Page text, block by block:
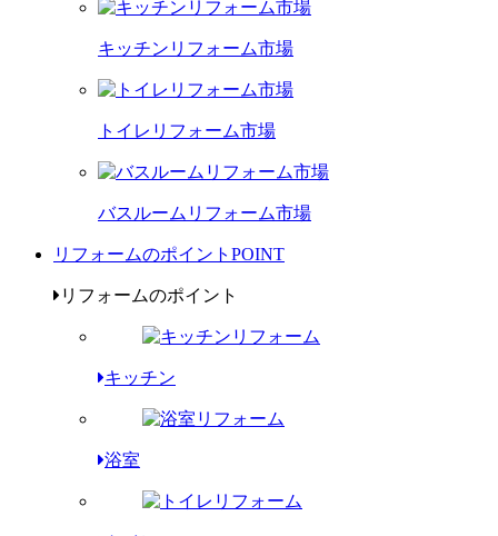
キッチンリフォーム市場
トイレリフォーム市場
バスルームリフォーム市場
リフォームのポイント POINT
リフォームのポイント
キッチン
浴室